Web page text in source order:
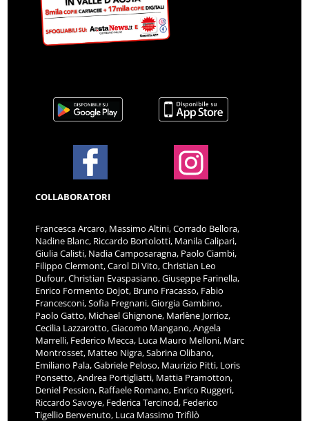
COLLABORATORI
Francesca Arcaro, Massimo Altini, Corrado Bellora,
Nadine Blanc, Riccardo Bortolotti, Manila Calipari,
Giulia Calisti, Nadia Camposaragna, Paolo Ciambi,
Filippo Clermont, Carol Di Vito, Christian Leo
Dufour, Christian Evaspasiano, Giuseppe Farinella,
Enrico Formento Dojot, Bruno Fracasso, Fabio
Francesconi, Sofia Fregnani, Giorgia Gambino,
Paolo Gatto, Michael Ghignone, Marlène Jorrioz,
Cecilia Lazzarotto, Giacomo Mangano, Angela
Marrelli, Federico Mecca, Luca Mauro Melloni, Marc
Montrosset, Matteo Nigra, Sabrina Olibano,
Emiliano Pala, Gabriele Peloso, Maurizio Pitti, Loris
Ponsetto, Andrea Portigliatti, Mattia Pramotton,
Deniel Pession, Raffaele Romano, Enrico Ruggeri,
Riccardo Savoye, Federica Tercinod, Federico
Tigellio Benvenuto, Luca Massimo Trifilò